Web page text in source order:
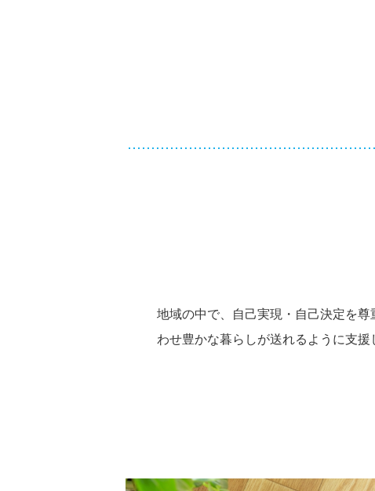
地域の中で、自己実現・自己決定を
わせ豊かな暮らしが送れるように支援